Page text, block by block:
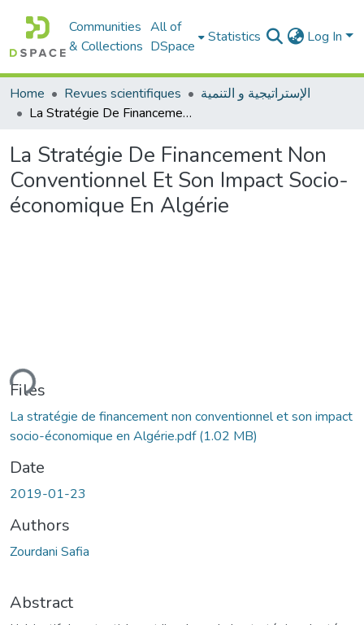
Communities
& Collections
All of
DSpace
Statistics Log In
Home Revues scientifiques
الإستراتيجية و التنمية
La Stratégie De Financement Non Conventionnel Et Son Impact Socio-économique En Algérie
La Stratégie De Financement Non
Conventionnel Et Son Impact Socio-
économique En Algérie
Files
La stratégie de financement non conventionnel et son impact
socio-économique en Algérie.pdf(1.02 MB)
Date
2019-01-23
Authors
Zourdani Safia
Abstract